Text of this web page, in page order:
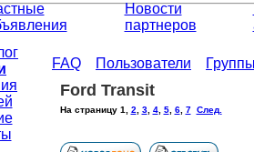
Новости
партнеров
FAQ Пользователи
Ford Transit
На страницу 1 2 3, 4, 5, 6, 7 След.